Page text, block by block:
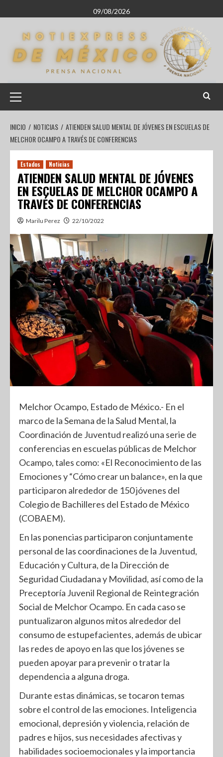
09/08/2026
INICIO NOTICIAS
ATIENDEN SALUD MENTAL DE JÓVENES EN ESCUELAS DE
MELCHOR OCAMPO A TRAVÉS DE CONFERENCIAS
Estados Noticias
ATIENDEN SALUD MENTAL DE JÓVENES
EN ESCUELAS DE MELCHOR OCAMPO A
TRAVÉS DE CONFERENCIAS
Marilu Perez 22/10/2022
Melchor Ocampo, Estado de México.- En el
marco de la Semana de la Salud Mental, la
Coordinación de Juventud realizó una serie de
conferencias en escuelas públicas de Melchor
Ocampo, tales como: «El Reconocimiento de las
Emociones y “Cómo crear un balance», en la que
participaron alrededor de 150 jóvenes del
Colegio de Bachilleres del Estado de México
(COBAEM).
En las ponencias participaron conjuntamente
personal de las coordinaciones de la Juventud,
Educación y Cultura, de la Dirección de
Seguridad Ciudadana y Movilidad, así como de la
Preceptoría Juvenil Regional de Reintegración
Social de Melchor Ocampo. En cada caso se
puntualizaron algunos mitos alrededor del
consumo de estupefacientes, además de ubicar
las redes de apoyo en las que los jóvenes se
pueden apoyar para prevenir o tratar la
dependencia a alguna droga.
Durante estas dinámicas, se tocaron temas
sobre el control de las emociones. Inteligencia
emocional, depresión y violencia, relación de
padres e hijos, sus necesidades afectivas y
habilidades socioemocionales y la importancia